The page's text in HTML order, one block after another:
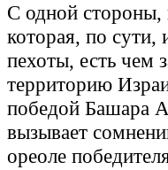
С одной стороны,
которая, по сути,
пехоты, есть чем
территорию
победой Башара
вызывает
ореоле